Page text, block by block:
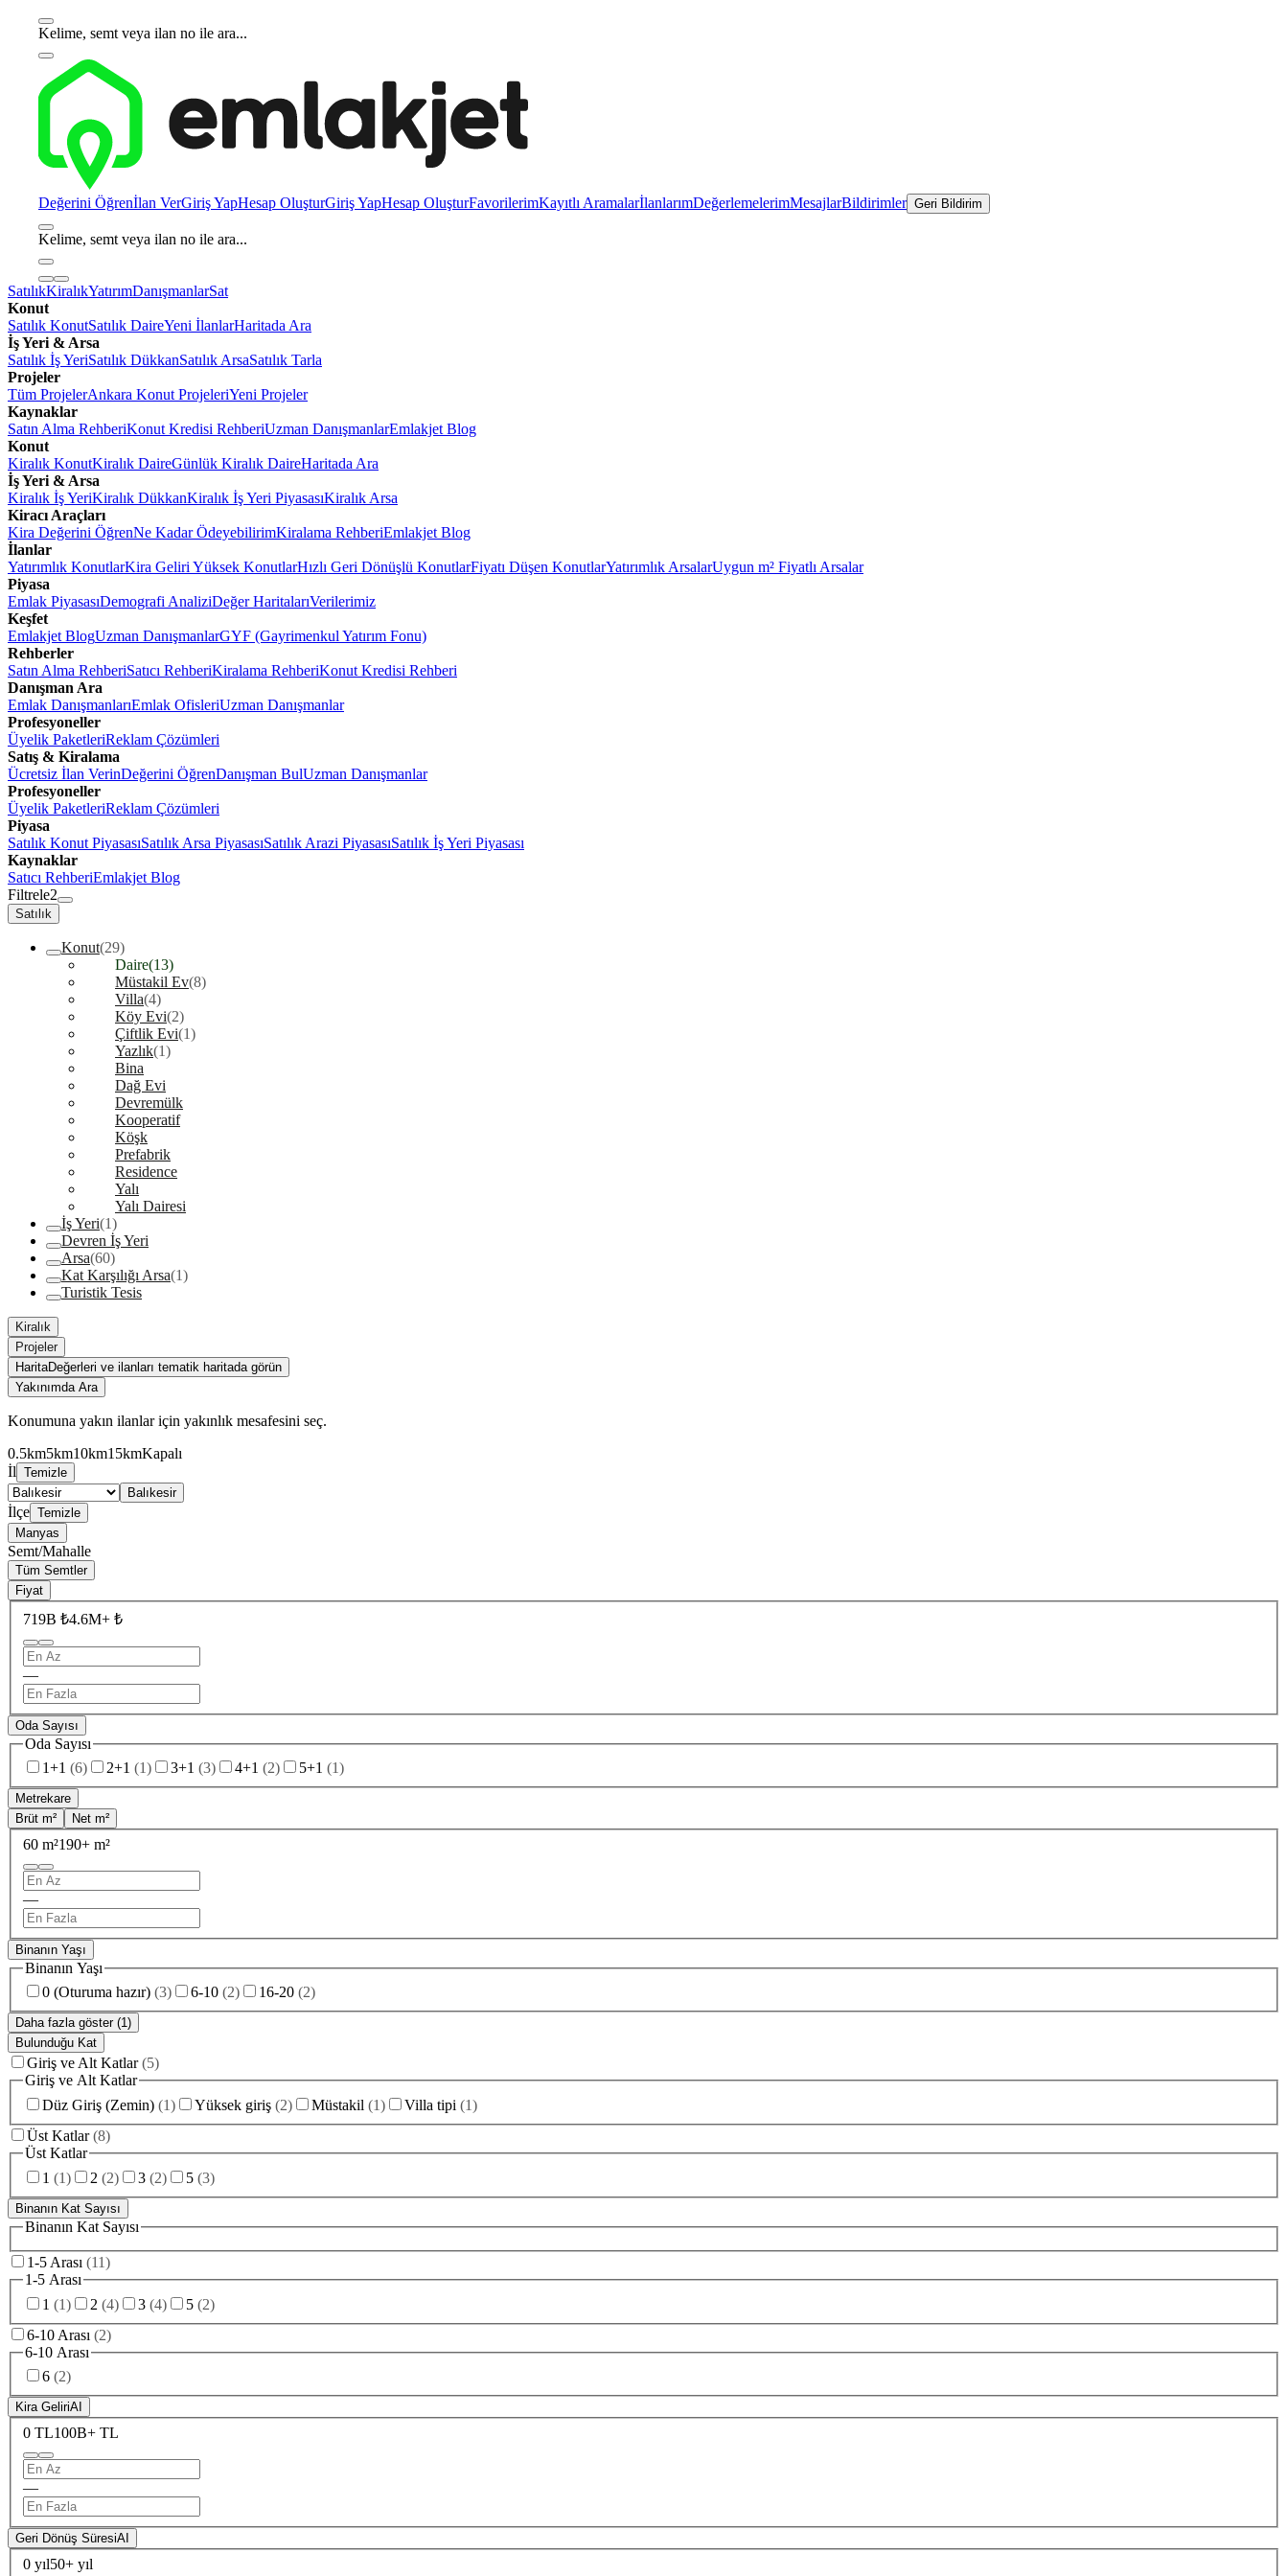
Kelime, semt veya ilan no ile ara...
Değerini Öğrenİlan VerGiriş YapHesap OluşturGiriş YapHesap OluşturFavorilerimKayıtlı AramalarİlanlarımDeğerlemelerimMesajlarBildirimler Geri Bildirim
Kelime, semt veya ilan no ile ara...
SatılıkKiralıkYatırımDanışmanlarSat
Konut
Satılık KonutSatılık DaireYeni İlanlarHaritada Ara
İş Yeri & Arsa
Satılık İş YeriSatılık DükkanSatılık ArsaSatılık Tarla
Projeler
Tüm ProjelerAnkara Konut ProjeleriYeni Projeler
Kaynaklar
Satın Alma RehberiKonut Kredisi RehberiUzman DanışmanlarEmlakjet Blog
Konut
Kiralık KonutKiralık DaireGünlük Kiralık DaireHaritada Ara
İş Yeri & Arsa
Kiralık İş YeriKiralık DükkanKiralık İş Yeri PiyasasıKiralık Arsa
Kiracı Araçları
Kira Değerini ÖğrenNe Kadar ÖdeyebilirimKiralama RehberiEmlakjet Blog
İlanlar
Yatırımlık KonutlarKira Geliri Yüksek KonutlarHızlı Geri Dönüşlü KonutlarFiyatı Düşen KonutlarYatırımlık ArsalarUygun m² Fiyatlı Arsalar
Piyasa
Emlak PiyasasıDemografi AnaliziDeğer HaritalarıVerilerimiz
Keşfet
Emlakjet BlogUzman DanışmanlarGYF (Gayrimenkul Yatırım Fonu)
Rehberler
Satın Alma RehberiSatıcı RehberiKiralama RehberiKonut Kredisi Rehberi
Danışman Ara
Emlak DanışmanlarıEmlak OfisleriUzman Danışmanlar
Profesyoneller
Üyelik PaketleriReklam Çözümleri
Satış & Kiralama
Ücretsiz İlan VerinDeğerini ÖğrenDanışman BulUzman Danışmanlar
Profesyoneller
Üyelik PaketleriReklam Çözümleri
Piyasa
Satılık Konut PiyasasıSatılık Arsa PiyasasıSatılık Arazi PiyasasıSatılık İş Yeri Piyasası
Kaynaklar
Satıcı RehberiEmlakjet Blog
Filtrele2
Satılık
Konut(29)
Daire(13)
Müstakil Ev(8)
Villa(4)
Köy Evi(2)
Çiftlik Evi(1)
Yazlık(1)
Bina
Dağ Evi
Devremülk
Kooperatif
Köşk
Prefabrik
Residence
Yalı
Yalı Dairesi
İş Yeri(1)
Devren İş Yeri
Arsa(60)
Kat Karşılığı Arsa(1)
Turistik Tesis
Kiralık
Projeler
HaritaDeğerleri ve ilanları tematik haritada görün
Yakınımda Ara
Konumuna yakın ilanlar için yakınlık mesafesini seç.
0.5km5km10km15kmKapalı
İl Temizle
Balıkesir
İlçe Temizle
Manyas
Semt/Mahalle
Tüm Semtler
Fiyat
719B ₺4.6M+ ₺
—
Oda Sayısı
Oda Sayısı
1+1 (6) 2+1 (1) 3+1 (3) 4+1 (2) 5+1 (1)
Metrekare
Brüt m²
Net m²
60 m²190+ m²
—
Binanın Yaşı
Binanın Yaşı
0 (Oturuma hazır) (3) 6-10 (2) 16-20 (2)
Daha fazla göster (1)
Bulunduğu Kat
Giriş ve Alt Katlar (5)
Giriş ve Alt Katlar
Düz Giriş (Zemin) (1) Yüksek giriş (2) Müstakil (1) Villa tipi (1)
Üst Katlar (8)
Üst Katlar
1 (1) 2 (2) 3 (2) 5 (3)
Binanın Kat Sayısı
Binanın Kat Sayısı
1-5 Arası (11)
1-5 Arası
1 (1) 2 (4) 3 (4) 5 (2)
6-10 Arası (2)
6-10 Arası
6 (2)
Kira GeliriAI
0 TL100B+ TL
—
Geri Dönüş SüresiAI
0 yıl50+ yıl